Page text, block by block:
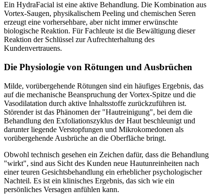
Ein HydraFacial ist eine aktive Behandlung. Die Kombination aus
Vortex-Saugen, physikalischem Peeling und chemischen Seren
erzeugt eine vorhersehbare, aber nicht immer erwünschte
biologische Reaktion. Für Fachleute ist die Bewältigung dieser
Reaktion der Schlüssel zur Aufrechterhaltung des
Kundenvertrauens.
Die Physiologie von Rötungen und Ausbrüchen
Milde, vorübergehende Rötungen sind ein häufiges Ergebnis, das
auf die mechanische Beanspruchung der Vortex-Spitze und die
Vasodilatation durch aktive Inhaltsstoffe zurückzuführen ist.
Störender ist das Phänomen der "Hautreinigung", bei dem die
Behandlung den Exfoliationszyklus der Haut beschleunigt und
darunter liegende Verstopfungen und Mikrokomedonen als
vorübergehende Ausbrüche an die Oberfläche bringt.
Obwohl technisch gesehen ein Zeichen dafür, dass die Behandlung
"wirkt", sind aus Sicht des Kunden neue Hautunreinheiten nach
einer teuren Gesichtsbehandlung ein erheblicher psychologischer
Nachteil. Es ist ein klinisches Ergebnis, das sich wie ein
persönliches Versagen anfühlen kann.